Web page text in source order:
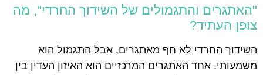
"האתגרים והתגמולים של השידוך החרדי", מה
צופן העתיד?
השידוך החרדי לא חף מאתגרים, אבל התגמול הוא
משמעותי. אחד האתגרים המרכזיים הוא האיזון העדין בין